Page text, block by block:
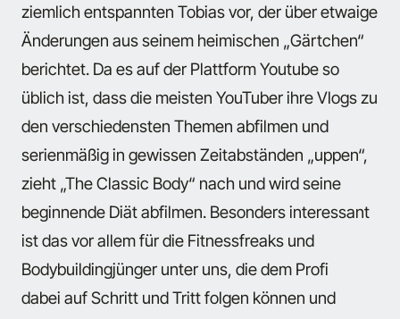
ziemlich entspannten Tobias vor, der über etwaige
Änderungen aus seinem heimischen „Gärtchen“
berichtet. Da es auf der Plattform Youtube so
üblich ist, dass die meisten YouTuber ihre Vlogs zu
den verschiedensten Themen abfilmen und
serienmäßig in gewissen Zeitabständen „uppen“,
zieht „The Classic Body“ nach und wird seine
beginnende Diät abfilmen. Besonders interessant
ist das vor allem für die Fitnessfreaks und
Bodybuildingjünger unter uns, die dem Profi
dabei auf Schritt und Tritt folgen können und